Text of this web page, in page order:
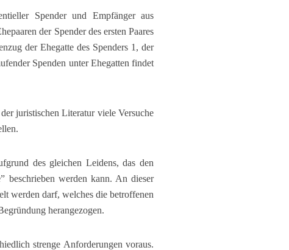
Spender und Empfänger aus
der Spender des ersten Paares
der Ehegatte des Spenders 1, der
Spenden unter Ehegatten findet
juristischen Literatur viele Versuche
des gleichen Leidens, das den
beschrieben werden kann. An dieser
werden darf, welches die betroffenen
herangezogen.
strenge Anforderungen voraus.